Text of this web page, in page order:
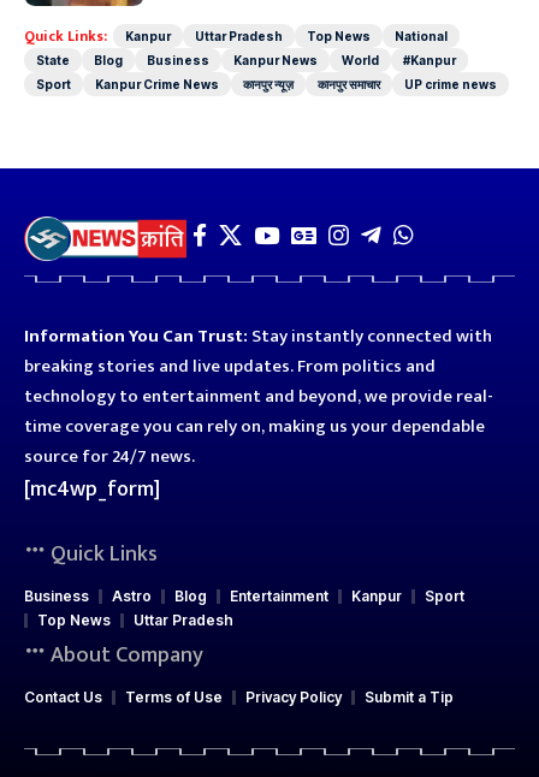
Quick Links: Kanpur Uttar Pradesh Top News
National
State
Blog Business Kanpur News World
#Kanpur
Sport
Kanpur Crime News कानपुर न्यूज़ कानपुर समाचार UP crime news
Information You Can Trust: Stay instantly connected with
breaking stories and live updates. From politics and
technology to entertainment and beyond, we provide real-
time coverage you can rely on, making us your dependable
source for 24/7 news.
[mc4wp_form]
Quick Links
Business Astro Blog Entertainment Kanpur
Sport
Top News
Uttar Pradesh
About Company
Contact Us Terms of Use Privacy Policy Submit a Tip